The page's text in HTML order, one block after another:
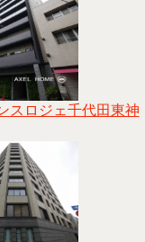
スロジェ千代田東神